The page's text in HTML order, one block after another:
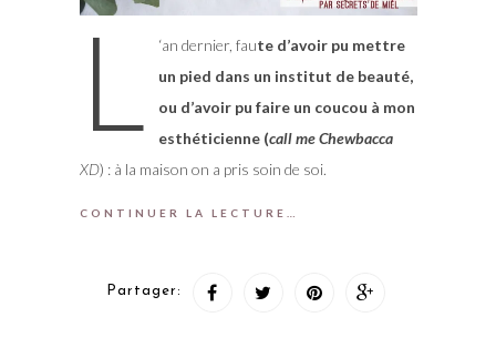
L ‘an dernier, faute d’avoir pu mettre
un pied dans un institut de beauté,
ou d’avoir pu faire un coucou à mon
esthéticienne (call me Chewbacca
XD) : à la maison on a pris soin de soi.
CONTINUER LA LECTURE…
Partager: